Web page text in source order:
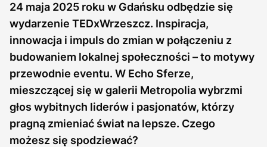
24 maja 2025 roku w Gdańsku odbędzie się
wydarzenie TEDxWrzeszcz. Inspiracja,
innowacja i impuls do zmian w połączeniu z
budowaniem lokalnej społeczności – to motywy
przewodnie eventu. W Echo Sferze,
mieszczącej się w galerii Metropolia wybrzmi
głos wybitnych liderów i pasjonatów, którzy
pragną zmieniać świat na lepsze. Czego
możesz się spodziewać?